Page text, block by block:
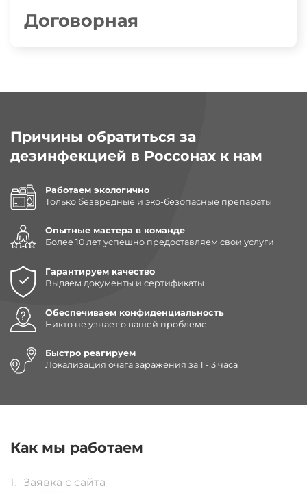
Договорная
Причины обратиться за
дезинфекцией в Россонах к нам
Работаем экологично
Только безвредные и эко-безопасные препараты
Опытные мастера в команде
Более 10 лет успешно предоставляем свои услуги
Гарантируем качество
Выдаем документы и сертификаты
Обеспечиваем конфиденциальность
Никто не узнает о вашей проблеме
Быстро реагируем
Локализация очага заражения за 1 - 3 часа
Как мы работаем
1. Заявка с сайта